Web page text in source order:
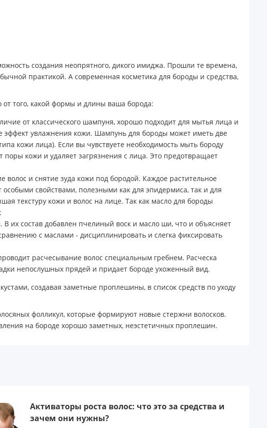
создания неопрятного, дикого имиджа. Прошли те времена,
практикой. А современная косметика для бороды и средства,
от того, какой формы и длины ваша борода:
от классического шампуня, хорошо подходит для мытья лица и
увлажнения кожи. Шампунь для бороды может иметь две
кожи лица). Если вы чувствуете необходимость мыть бороду
кожи и удаляет загрязнения с лица. Это предотвращает
и снятие зуда кожи под бородой. Каждое растительное
особыми свойствами, полезными как для эпидермиса, так и для
текстуру кожи и волос на лице. Так как масло для бороды
их состав добавлен пчелиный воск и масло ши, что и объясняет
с маслами - дисциплинировать и слегка фиксировать
расчесывание волос специальным гребнем. Расческа
непослушных прядей и придает бороде ухоженный вид.
создавая заметные проплешины, в список средств по уходу
фолликул, которые формируют новые стержни волосков.
на бороде хорошо заметных, неэстетичных проплешин.
Активаторы роста волос: что это за средства и
зачем они нужны?